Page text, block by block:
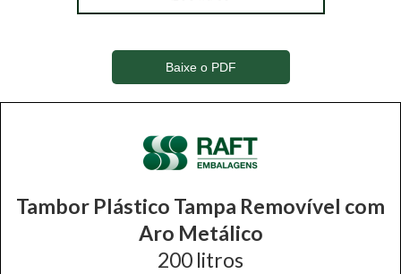
Baixe o PDF
Tambor Plástico Tampa Removível com
Aro Metálico
200 litros